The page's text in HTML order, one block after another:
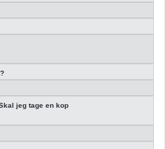
jeg tage en kop